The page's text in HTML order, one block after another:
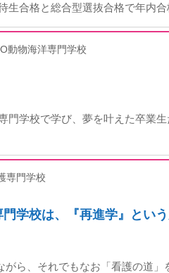
生合格と総合型選抜合格で年内合
動物海洋専門学校
門学校で学び、夢を叶えた卒業生
専門学校
学校は、『再進学』とい
ら、それでもなお「看護の道」